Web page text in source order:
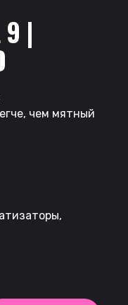
9 |
чем мятный